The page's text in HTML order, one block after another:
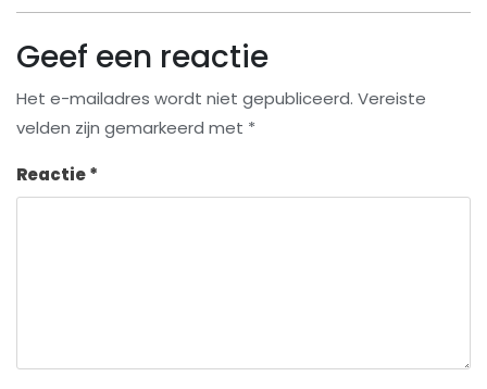
Geef een reactie
Het e-mailadres wordt niet gepubliceerd. Vereiste
velden zijn gemarkeerd met *
Reactie*